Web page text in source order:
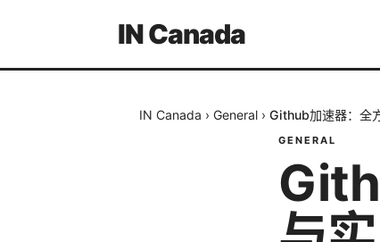
IN Canada
IN Canada › General › Github加速器：全
GENERAL